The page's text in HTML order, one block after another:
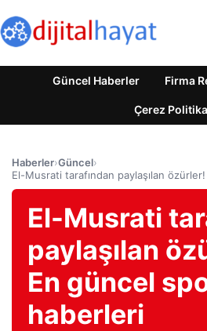
Güncel Haberler Firma
Çerez
Haberler›Güncel›
El-Musrati tarafından paylaşılan
El-Musrati
paylaşılan
En güncel
haberleri